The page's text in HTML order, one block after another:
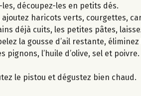
découpez-les en petits dés.
ajoutez haricots verts, courgettes,
déjà cuits, les petites pâtes,
la gousse d’ail restante,
pignons, l’huile d’olive, sel et
le pistou et dégustez bien chaud.